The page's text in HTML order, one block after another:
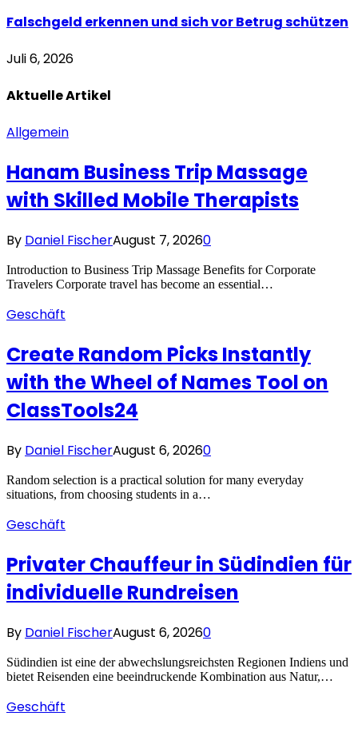
Falschgeld erkennen und sich vor Betrug schützen
Juli 6, 2026
AktuelleArtikel
Allgemein
Hanam Business Trip Massage
with Skilled Mobile Therapists
By Daniel FischerAugust 7, 20260
Introduction to Business Trip Massage Benefits for Corporate
Travelers Corporate travel has become an essential…
Geschäft
Create Random Picks Instantly
with the Wheel of Names Tool on
ClassTools24
By Daniel FischerAugust 6, 20260
Random selection is a practical solution for many everyday
situations, from choosing students in a…
Geschäft
Privater Chauffeur in Südindien für
individuelle Rundreisen
By Daniel FischerAugust 6, 20260
Südindien ist eine der abwechslungsreichsten Regionen Indiens und
bietet Reisenden eine beeindruckende Kombination aus Natur,…
Geschäft